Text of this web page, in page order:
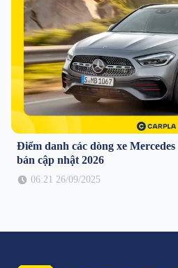
Điểm danh các dòng xe Mercedes
bán cập nhật 2026
06:21 26/09/2025